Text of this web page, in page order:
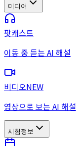
미디어
팟캐스트
이동 중 듣는 AI 해설
비디오NEW
영상으로 보는 AI 해설
시험정보